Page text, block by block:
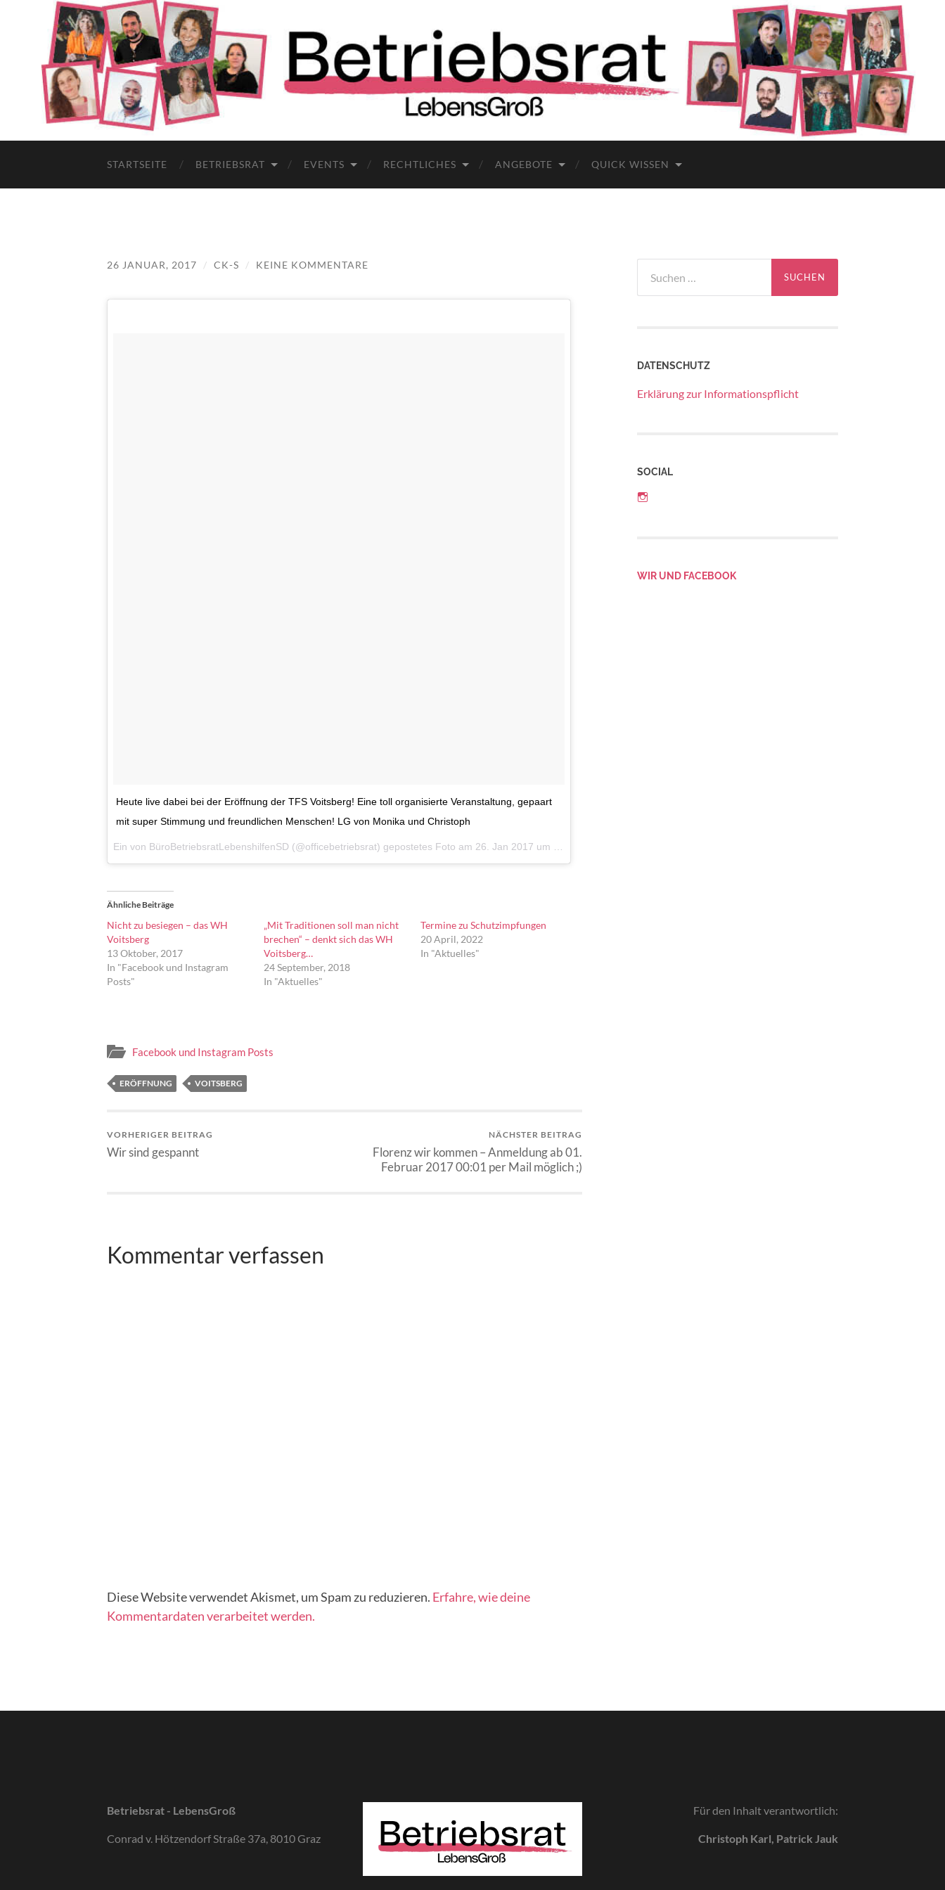
STARTSEITE BETRIEBSRAT EVENTS RECHTLICHES ANGEBOTE QUICK WISSEN
26 JANUAR, 2017 / CK-S / KEINE KOMMENTARE
Heute live dabei bei der Eröffnung der TFS Voitsberg! Eine toll organisierte Veranstaltung, gepaart
mit super Stimmung und freundlichen Menschen! LG von Monika und Christoph
Ein von BüroBetriebsratLebenshilfenSD (@officebetriebsrat) gepostetes Foto am 26. Jan 2017 um 6:11 Uhr
Ähnliche Beiträge
Nicht zu besiegen – das WH
Voitsberg
13 Oktober, 2017
In "Facebook und Instagram
Posts"
„Mit Traditionen soll man nicht
brechen“ – denkt sich das WH
Voitsberg…
24 September, 2018
In "Aktuelles"
Termine zu Schutzimpfungen
20 April, 2022
In "Aktuelles"
Facebook und Instagram Posts
ERÖFFNUNG VOITSBERG
VORHERIGER BEITRAG
Wir sind gespannt
NÄCHSTER BEITRAG
Florenz wir kommen – Anmeldung ab 01.
Februar 2017 00:01 per Mail möglich ;)
Kommentar verfassen
Diese Website verwendet Akismet, um Spam zu reduzieren. Erfahre, wie deine
Kommentardaten verarbeitet werden.
nach:
DATENSCHUTZ
Erklärung zur Informationspflicht
SOCIAL
WIR UND FACEBOOK
Betriebsrat - LebensGroß
Conrad v. Hötzendorf Straße 37a, 8010 Graz
Für den Inhalt verantwortlich:
Christoph Karl, Patrick Jauk